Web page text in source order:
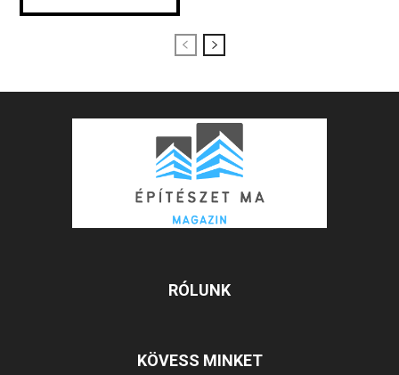
RÓLUNK
KÖVESS MINKET